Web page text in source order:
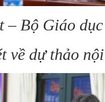
– Bộ Giáo
về dự thảo